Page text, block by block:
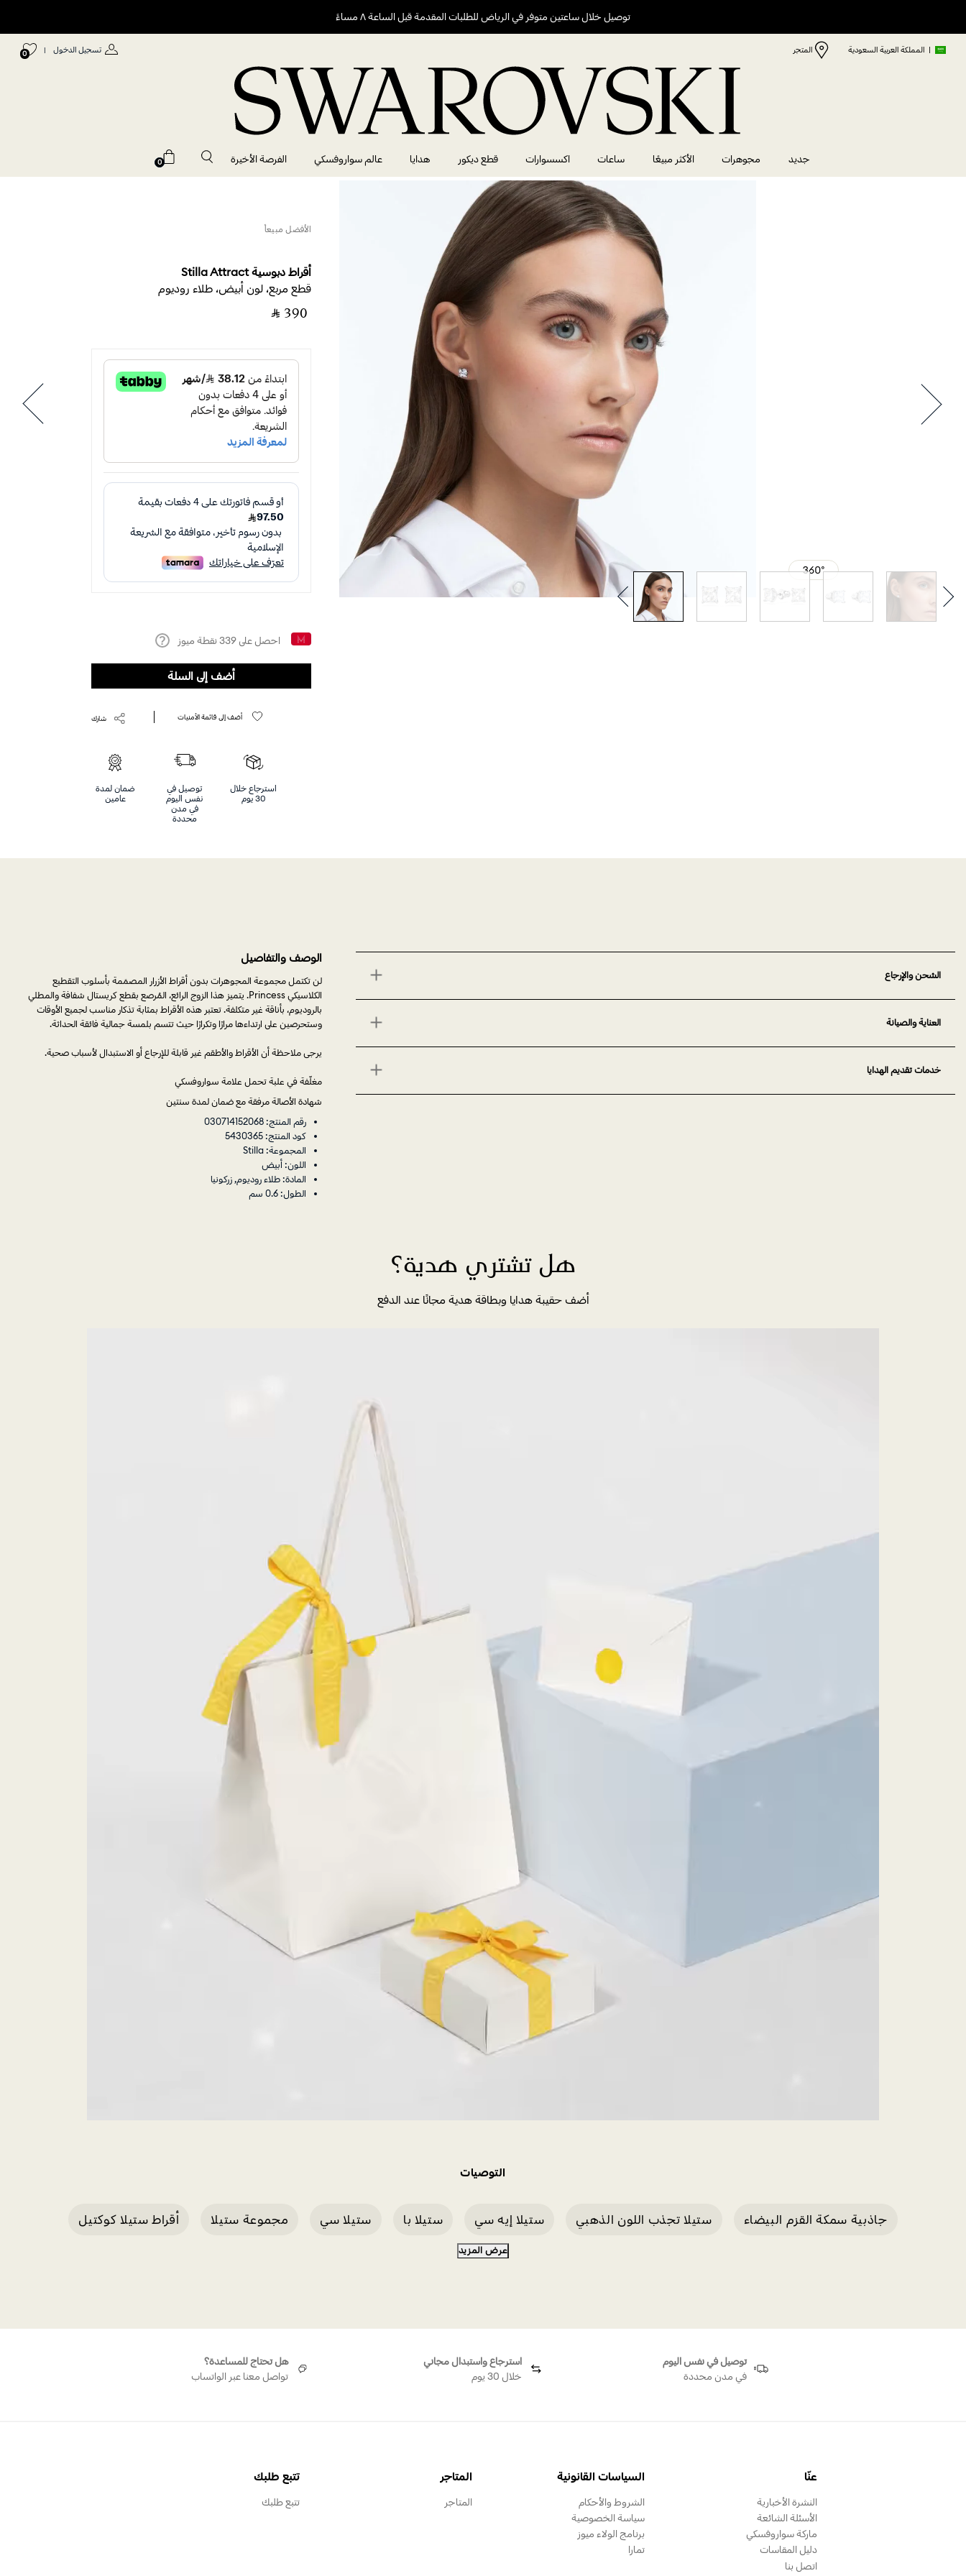
توصيل خلال ساعتين متوفر في الرياض للطلبات المقدمة قبل الساعة ٨ مساءً
| المملكة العربية السعودية المتجر تسجيل الدخول |
0
جديد مجوهرات الأكثر مبيعًا ساعات اكسسوارات قطع ديكور هدايا عالم سواروفسكي الفرصة الأخيرة 0
الأفضل مبيعاً
أقراط دبوسية Stilla Attract
قطع مربع، لون أبيض، طلاء روديوم
‎ ⃁ ⁦390⁩ ‎
احصل على 339 نقطة ميوز
أضف إلى السلة
أضف إلى قائمة الأمنيات شارك
استرجاع خلال
30 يوم
توصيل في
نفس اليوم
في مدن
محددة
ضمان لمدة
عامين
الشحن والإرجاع
العناية والصيانة
خدمات تقديم الهدايا
الوصف والتفاصيل
وستحرصين‎ على‎ ارتداءها‎ مرارًا‎ وتكرارًا‎ حيث‎ تتسم‎ بلمسة‎ جمالية‎ فائقة‎ الحداثة.
يرجى ملاحظة أن الأقراط والأطقم غير قابلة للإرجاع أو الاستبدال لأسباب صحية.
مغلّفة في علبة تحمل علامة سواروفسكي
شهادة الأصالة مرفقة مع ضمان لمدة سنتين
رقم المنتج: 030714152068
كود المنتج: 5430365
المجموعة: Stilla
اللون: أبيض
المادة: طلاء روديوم, زركونيا
الطول: 0.6 سم
هل تشتري هدية؟
أضف حقيبة هدايا وبطاقة هدية مجانًا عند الدفع
التوصيات
جاذبية سمكة القزم البيضاء ستيلا تجذب اللون الذهبي ستيلا إيه سي ستيلا با ستيلا سي مجموعة ستيلا أقراط ستيلا كوكتيل
عرض المزيد
توصيل في نفس اليوم
في مدن محددة
استرجاع واستبدال مجاني
خلال 30 يوم
هل تحتاج للمساعدة؟
تواصل معنا عبر الواتساب
عنّا
النشرة الأخبارية
الأسئلة الشائعة
ماركة سواروفسكي
دليل المقاسات
اتصل بنا
السياسات القانونية
الشروط والأحكام
سياسة الخصوصية
برنامج الولاء ميوز
تمارا
المتاجر
المتاجر
تتبع طلبك
تتبع طلبك